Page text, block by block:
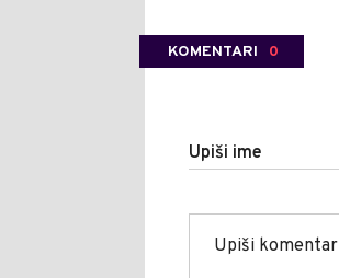
KOMENTARI 0
Upiši ime